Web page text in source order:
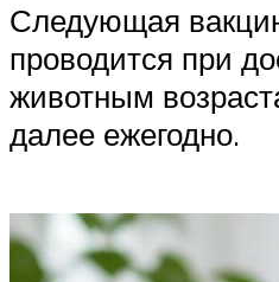
Следующая
проводится при
животным
далее ежегодно.